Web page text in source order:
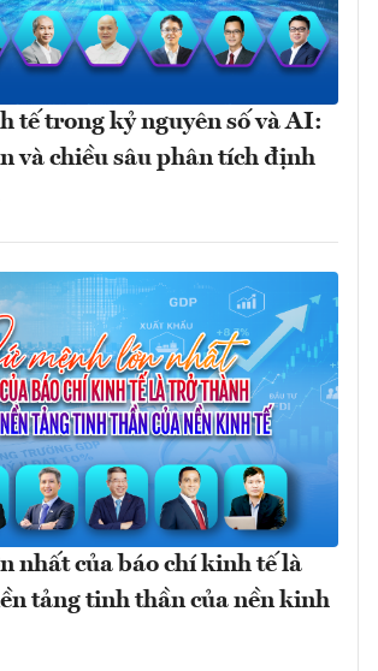
tế trong kỷ nguyên số và AI:
và chiều sâu phân tích định
nhất của báo chí kinh tế là
tảng tinh thần của nền kinh